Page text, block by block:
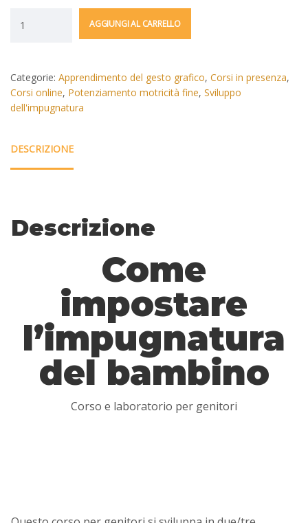
AGGIUNGI AL CARRELLO
Categorie: Apprendimento del gesto grafico, Corsi in presenza,
Corsi online, Potenziamento motricità fine, Sviluppo
dell'impugnatura
DESCRIZIONE
Descrizione
Come
impostare
l’impugnatura
del bambino
Corso e laboratorio per genitori